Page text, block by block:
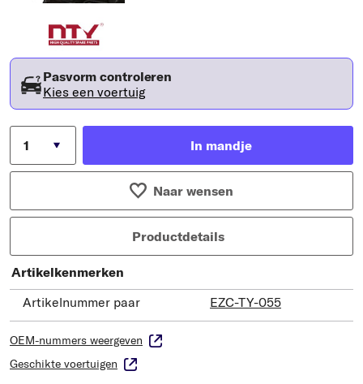
Pasvorm controleren
Kies een voertuig
In mandje
Naar wensen
Productdetails
Artikelkenmerken
Artikelnummer paar
EZC-TY-055
OEM-nummers weergeven
Geschikte voertuigen